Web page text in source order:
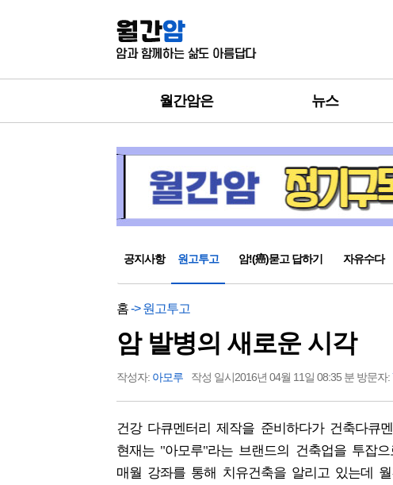
월간암은 뉴스
공지사항 원고투고 암!(癌)묻고 답하기 자유수다
홈-> 원고투고
암 발병의 새로운 시각
작성자: 아모루 작성 일시2016년 04월 11일 08:35 분 방문자:
건강 다큐멘터리 제작을 준비하다가 건축다큐
현재는 "아모루"라는 브랜드의 건축업을 투잡
매월 강좌를 통해 치유건축을 알리고 있는데